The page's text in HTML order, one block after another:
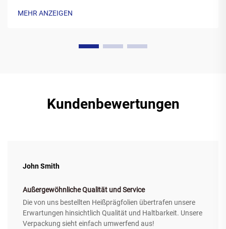
MEHR ANZEIGEN
Kundenbewertungen
John Smith
Außergewöhnliche Qualität und Service
Die von uns bestellten Heißprägfolien übertrafen unsere
Erwartungen hinsichtlich Qualität und Haltbarkeit. Unsere
Verpackung sieht einfach umwerfend aus!